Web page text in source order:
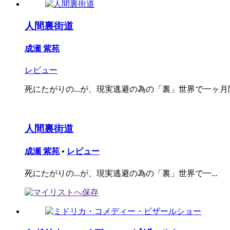
人間裏街道
成瀬 紫苑
レビュー
死にたがりの...が、現実逃避の為の「裏」世界で一ヶ月
人間裏街道
成瀬 紫苑 • レビュー
死にたがりの...が、現実逃避の為の「裏」世界で一...